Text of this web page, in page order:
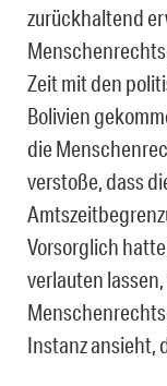
zurückhaltend
Zeit mit den
Bolivien
die
verstoße, dass
Vorsorglich
verlauten
Instanz ansieht,